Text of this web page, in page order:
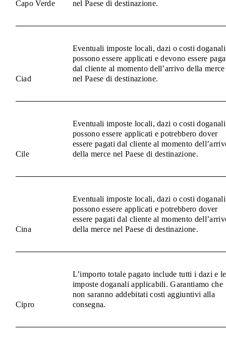
Capo Verde
nel Paese di destinazione.
Ciad
Eventuali imposte locali, dazi o costi doganali
possono essere applicati e devono essere
dal cliente al momento dell’arrivo della merce
nel Paese di destinazione.
Cile
Eventuali imposte locali, dazi o costi doganali
possono essere applicati e potrebbero dover
essere pagati dal cliente al momento
della merce nel Paese di destinazione.
Cina
Eventuali imposte locali, dazi o costi doganali
possono essere applicati e potrebbero dover
essere pagati dal cliente al momento
della merce nel Paese di destinazione.
Cipro
L’importo totale pagato include tutti i dazi e le
imposte doganali applicabili. Garantiamo che
non saranno addebitati costi aggiuntivi alla
consegna.